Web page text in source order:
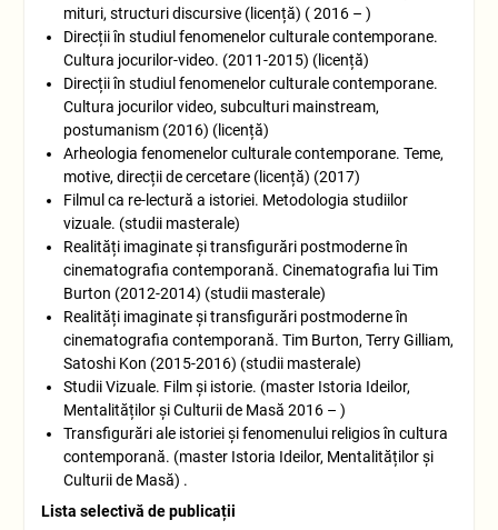
mituri, structuri discursive (licență) ( 2016 – )
Direcții în studiul fenomenelor culturale contemporane.
Cultura jocurilor-video. (2011-2015) (licență)
Direcții în studiul fenomenelor culturale contemporane.
Cultura jocurilor video, subculturi mainstream,
postumanism (2016) (licență)
Arheologia fenomenelor culturale contemporane. Teme,
motive, direcții de cercetare (licență) (2017)
Filmul ca re-lectură a istoriei. Metodologia studiilor
vizuale. (studii masterale)
Realități imaginate și transfigurări postmoderne în
cinematografia contemporană. Cinematografia lui Tim
Burton (2012-2014) (studii masterale)
Realități imaginate și transfigurări postmoderne în
cinematografia contemporană. Tim Burton, Terry Gilliam,
Satoshi Kon (2015-2016) (studii masterale)
Studii Vizuale. Film și istorie. (master Istoria Ideilor,
Mentalităților și Culturii de Masă 2016 – )
Transfigurări ale istoriei și fenomenului religios în cultura
contemporană. (master Istoria Ideilor, Mentalităților și
Culturii de Masă) .
Lista selectivă de publicații